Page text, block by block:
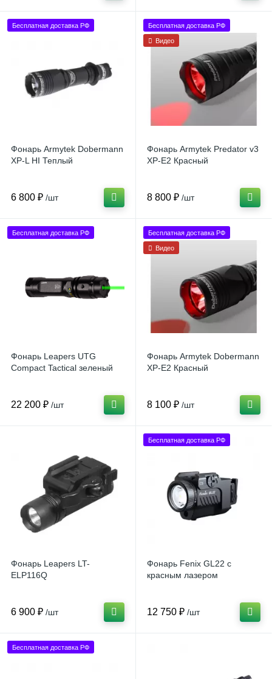
Бесплатная доставка РФ
Фонарь Armytek Dobermann
XP-L HI Теплый
6 800 ₽ /шт
Бесплатная доставка РФ
Видео
Фонарь Armytek Predator v3
XP-E2 Красный
8 800 ₽ /шт
Бесплатная доставка РФ
Фонарь Leapers UTG
Compact Tactical зеленый
22 200 ₽ /шт
Бесплатная доставка РФ
Видео
Фонарь Armytek Dobermann
XP-E2 Красный
8 100 ₽ /шт
Фонарь Leapers LT-
ELP116Q
6 900 ₽ /шт
Бесплатная доставка РФ
Фонарь Fenix GL22 c
красным лазером
12 750 ₽ /шт
Бесплатная доставка РФ